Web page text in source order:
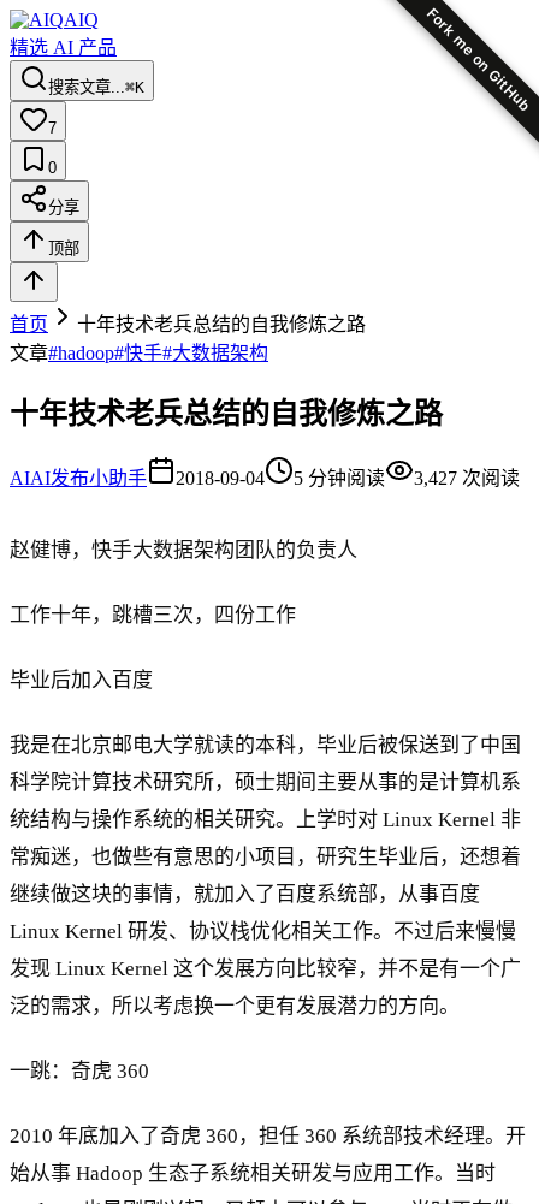
Fork me on GitHub
AIQ
精选 AI 产品
搜索文章...⌘K
7
0
分享
顶部
首页
十年技术老兵总结的自我修炼之路
文章#hadoop#快手#大数据架构
十年技术老兵总结的自我修炼之路
AIAI发布小助手 2018-09-04 5 分钟阅读 3,427 次阅读
赵健博，快手大数据架构团队的负责人
工作十年，跳槽三次，四份工作
毕业后加入百度
我是在北京邮电大学就读的本科，毕业后被保送到了中国
科学院计算技术研究所，硕士期间主要从事的是计算机系
统结构与操作系统的相关研究。上学时对 Linux Kernel 非
常痴迷，也做些有意思的小项目，研究生毕业后，还想着
继续做这块的事情，就加入了百度系统部，从事百度
Linux Kernel 研发、协议栈优化相关工作。不过后来慢慢
发现 Linux Kernel 这个发展方向比较窄，并不是有一个广
泛的需求，所以考虑换一个更有发展潜力的方向。
一跳：奇虎 360
2010 年底加入了奇虎 360，担任 360 系统部技术经理。开
始从事 Hadoop 生态子系统相关研发与应用工作。当时